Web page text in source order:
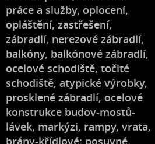
práce a služby, oplocení,
opláštění, zastřešení,
zábradlí, nerezové zábradlí,
balkóny, balkónové zábradlí,
ocelové schodiště, točité
schodiště, atypické výrobky,
prosklené zábradlí, ocelové
konstrukce budov-mostů-
lávek, markýzi, rampy, vrata,
brány-křídlové; posuvné,